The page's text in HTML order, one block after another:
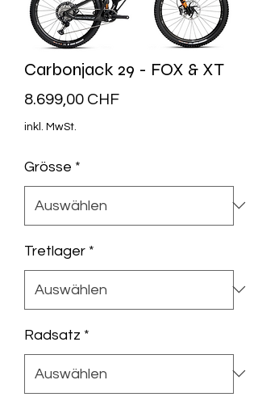
Carbonjack 29 - FOX & XT
8.699,00 CHFPreis
inkl. MwSt.
Grösse *
Tretlager *
Radsatz *